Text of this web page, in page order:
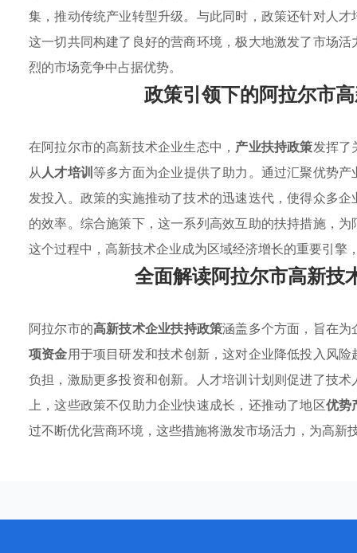
集，推动传统产业转型升级。与此同时，政策还针对人
这一切共同构建了良好的营商环境，极大地激发了市场
烈的市场竞争中占据优势。
政策引领下的阿拉尔市
在阿拉尔市的高新技术企业生态中， 产业扶持政策发挥了
从人才培训等多方面为企业提供了助力。通过汇聚优势
发投入。政策的实施推动了技术的迅速迭代，使得众多
的效率。综合施策下，这一系列高效互助的扶持措施，
这个过程中，高新技术企业成为区域经济增长的重要引擎
全面解读阿拉尔市高新技
阿拉尔市的高新技术企业扶持政策涵盖多个方面，旨在
项资金用于项目研发和技术创新，这对企业降低投入风
负担，激励更多投资和创新。人才培训计划则促进了技
上，这些政策不仅助力企业快速成长，还推动了地区优势
过不断优化营商环境，这些措施将激发市场活力，为高新